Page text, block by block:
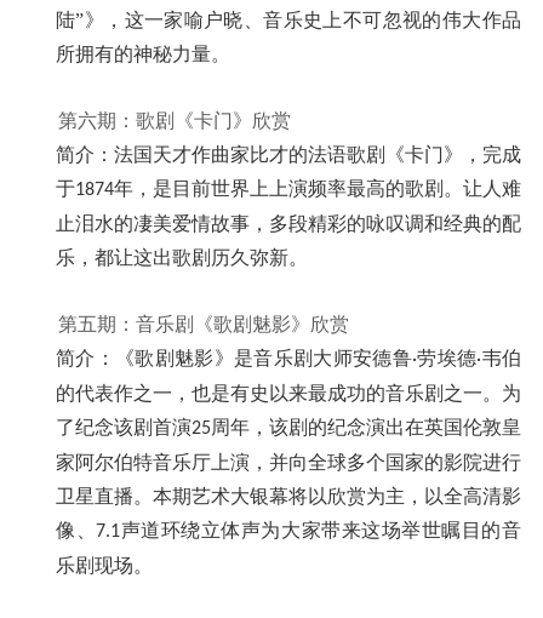
陆”》，这一家喻户晓、音乐史上不可忽视的伟大作品
所拥有的神秘力量。
第六期：歌剧《卡门》欣赏
简介：法国天才作曲家比才的法语歌剧《卡门》，完成
于1874年，是目前世界上上演频率最高的歌剧。让人难
止泪水的凄美爱情故事，多段精彩的咏叹调和经典的配
乐，都让这出歌剧历久弥新。
第五期：音乐剧《歌剧魅影》欣赏
简介：《歌剧魅影》是音乐剧大师安德鲁·劳埃德·韦伯
的代表作之一，也是有史以来最成功的音乐剧之一。为
了纪念该剧首演25周年，该剧的纪念演出在英国伦敦皇
家阿尔伯特音乐厅上演，并向全球多个国家的影院进行
卫星直播。本期艺术大银幕将以欣赏为主，以全高清影
像、7.1声道环绕立体声为大家带来这场举世瞩目的音
乐剧现场。